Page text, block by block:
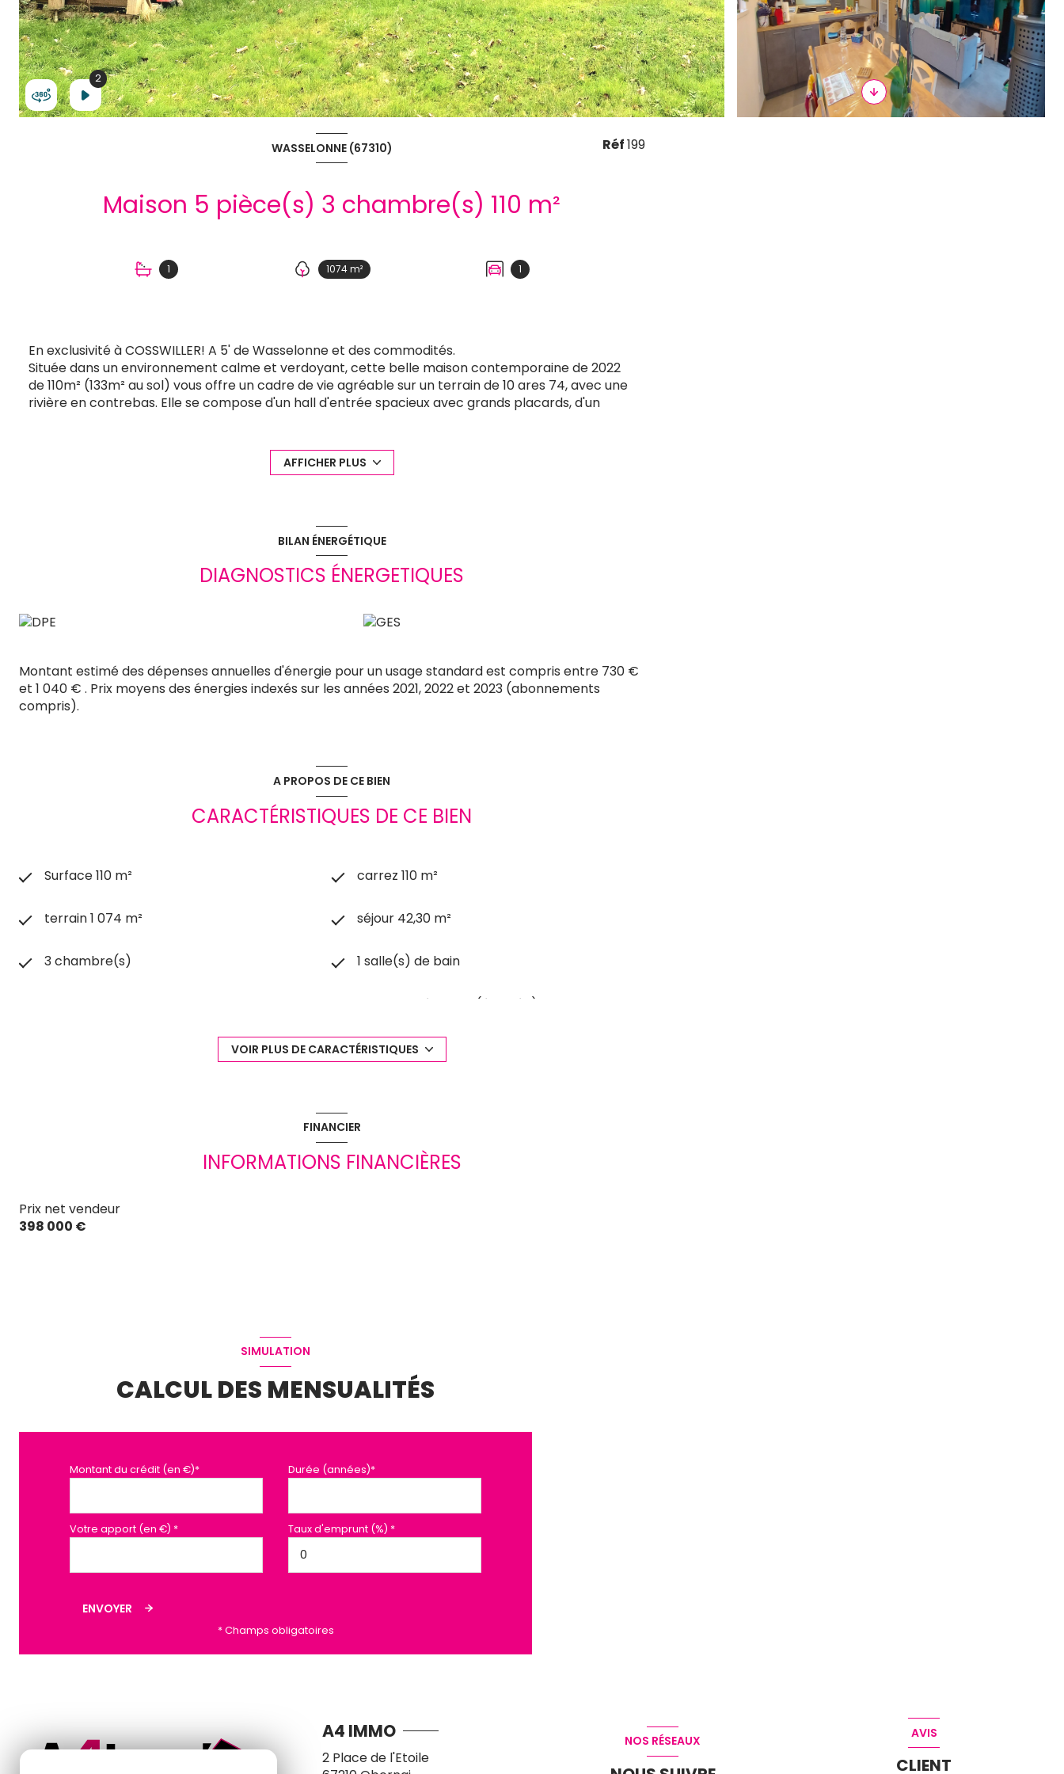
2
2
WASSELONNE (67310)
Maison 5 pièce(s) 3 chambre(s) 110 m²
1 1074 m² 1
Réf199
En exclusivité à COSSWILLER! A 5' de Wasselonne et des commodités.
Située dans un environnement calme et verdoyant, cette belle maison contemporaine de 2022
de 110m² (133m² au sol) vous offre un cadre de vie agréable sur un terrain de 10 ares 74, avec une
rivière en contrebas. Elle se compose d'un hall d'entrée spacieux avec grands placards, d'un
également d'un grand garage avec porte motorisée, offrant un grand confort au quotidien.
À l'étage, un dégagement spacieux pouvant être aménagé en bureau dessert trois belles
Les prestations de cette maison sont de haut standing, assurant un confort optimal dans un
cadre privilégié. Cette maison familiale est idéale pour ceux recherchant un bien moderne et
bien situé. Ne manquez pas cette opportunité unique !
AFFICHER PLUS
BILAN ÉNERGÉTIQUE
DIAGNOSTICS ÉNERGETIQUES
Montant estimé des dépenses annuelles d'énergie pour un usage standard est compris entre 730 €
et 1 040 € . Prix moyens des énergies indexés sur les années 2021, 2022 et 2023 (abonnements
compris).
A PROPOS DE CE BIEN
CARACTÉRISTIQUES DE CE BIEN
Surface 110 m² carrez 110 m²
terrain 1 074 m² séjour 42,30 m²
3 chambre(s) 1 salle(s) de bain
cuisine américaine (équipée)
2 parking(s)
arboré
VOIR PLUS DE CARACTÉRISTIQUES
FINANCIER
INFORMATIONS FINANCIÈRES
Prix net vendeur
398 000 €
SIMULATION
CALCUL DES MENSUALITÉS
Montant du crédit (en €)* Durée (années)*
Votre apport (en €) * Taux d'emprunt (%) *
ENVOYER
* Champs obligatoires
A4 IMMO
2 Place de l'Etoile
NOS RÉSEAUX
AVIS
CLIENT